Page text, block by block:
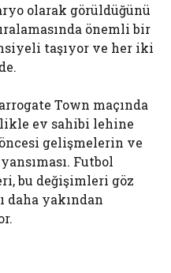
olarak görüldüğünü
önemli bir
taşıyor ve her iki
Town maçında
ev sahibi lehine
gelişmelerin ve
Futbol
bu değişimleri göz
daha yakından